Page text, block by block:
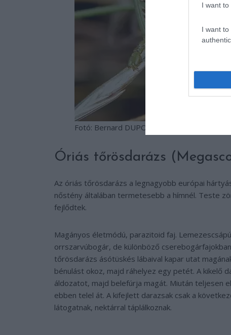
I want to
I want
Fotó: Bernard DUPONT/Wikimedia Creative
Óriás tőrösdarázs
Az óriás tőrösdarázs a legnagyobb európai
nőstény általában termetesebb a hímnél. Teste
fejlődtek.
Magányos életmódú, parazitoid faj.
orrszarvúbogár, de különböző
tőrösdarázs ásótüskés lábaival kapar utat
bénulást okoz, majd ráhelyez egy petét. A kikelő
áldozatot, majd belefúrja magát. Miután teljesen
ebben telel át. A kifejlett darazsak csak a
látogatnak, nektárral táplálkoznak.